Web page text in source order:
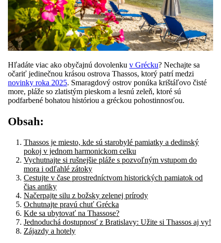
Hľadáte viac ako obyčajnú dovolenku v Grécku? Nechajte sa
očariť jedinečnou krásou ostrova Thassos, ktorý patrí medzi
novinky roka 2025. Smaragdový ostrov ponúka krištáľovo čisté
more, pláže so zlatistým pieskom a lesnú zeleň, ktoré sú
podfarbené bohatou históriou a gréckou pohostinnosťou.
Obsah:
Thassos je miesto, kde sú starobylé pamiatky a dedinský
pokoj v jednom harmonickom celku
Vychutnajte si rušnejšie pláže s pozvoľným vstupom do
mora i odľahlé zátoky
Cestujte v čase prostredníctvom historických pamiatok od
čias antiky
Načerpajte silu z božsky zelenej prírody
Ochutnajte pravú chuť Grécka
Kde sa ubytovať na Thassose?
Jednoduchá dostupnosť z Bratislavy: Užite si Thassos aj vy!
Zájazdy a hotely